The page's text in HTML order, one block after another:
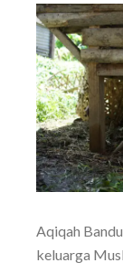
Aqiqah
keluarga